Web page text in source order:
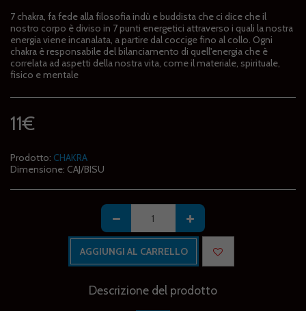
7 chakra, fa fede alla filosofia indù e buddista che ci dice che il
nostro corpo è diviso in 7 punti energetici attraverso i quali la nostra
energia viene incanalata, a partire dal coccige fino al collo. Ogni
chakra è responsabile del bilanciamento di quell'energia che è
correlata ad aspetti della nostra vita, come il materiale, spirituale,
fisico e mentale
11€
Prodotto: CHAKRA
Dimensione: CAJ/BISU
AGGIUNGI AL CARRELLO
Descrizione del prodotto